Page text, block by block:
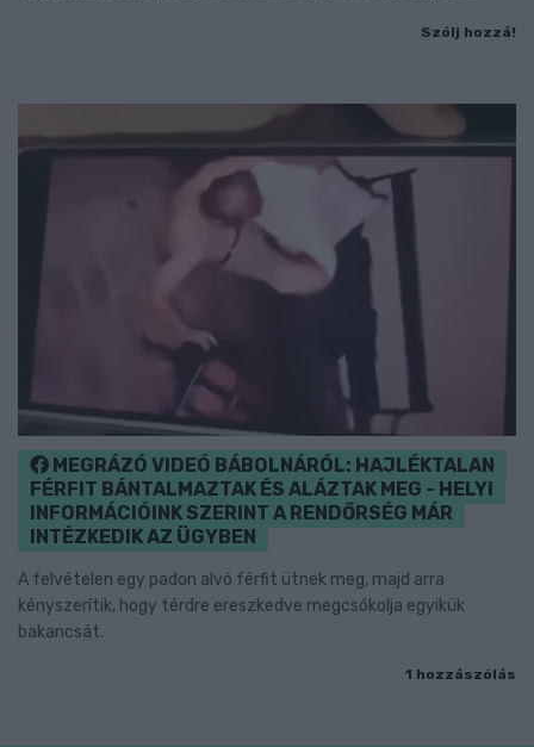
Szólj hozzá!
MEGRÁZÓ VIDEÓ BÁBOLNÁRÓL: HAJLÉKTALAN
FÉRFIT BÁNTALMAZTAK ÉS ALÁZTAK MEG - HELYI
INFORMÁCIÓINK SZERINT A RENDŐRSÉG MÁR
INTÉZKEDIK AZ ÜGYBEN
A felvételen egy padon alvó férfit ütnek meg, majd arra
kényszerítik, hogy térdre ereszkedve megcsókolja egyikük
bakancsát.
1 hozzászólás